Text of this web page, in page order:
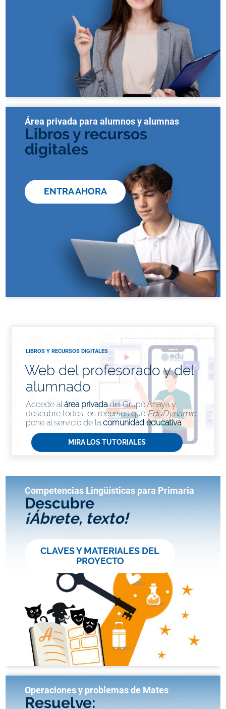
Área privada para alumnos y alumnas
Libros y recursos
digitales
ENTRA AHORA
LIBROS Y RECURSOS DIGITALES
Web del profesorado y del
alumnado
Accede alárea privadadel Grupo Anaya y
descubre todos los recursos queEduDynamic
pone al servicio de lacomunidad educativa.
MIRA LOS TUTORIALES
Competencias Lingüísticas para Primaria
Descubre
¡Ábrete, texto!
CLAVES Y MATERIALES DEL
PROYECTO
Operaciones y problemas de Mates
Resuelve: